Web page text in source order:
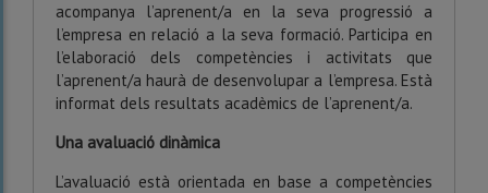
acompanya l’aprenent/a en la seva progressió a
l’empresa en relació a la seva formació. Participa en
l’elaboració dels competències i activitats que
l’aprenent/a haurà de desenvolupar a l’empresa. Està
informat dels resultats acadèmics de l’aprenent/a.
Una avaluació dinàmica
L’avaluació està orientada en base a competències